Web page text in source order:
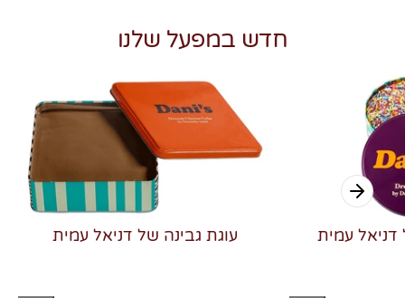
חדש במפעל שלנו
עוגת גבינה של דניאל עמית דניאל עמית